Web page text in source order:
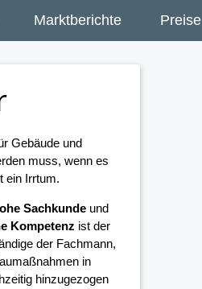
Marktberichte Preise
Gebäude und
muss, wenn es
ein Irrtum.
Sachkundeund
Kompetenz ist der
der Fachmann,
in
hinzugezogen